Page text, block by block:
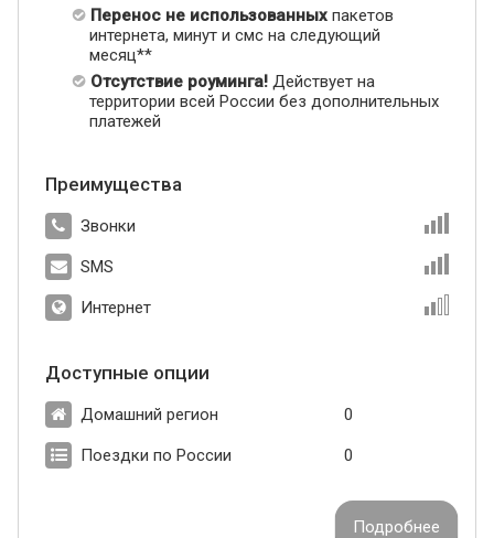
Перенос не использованных пакетов
интернета, минут и смс на следующий
месяц**
Отсутствие роуминга! Действует на
территории всей России без дополнительных
платежей
Преимущества
Звонки
SMS
Интернет
Доступные опции
Домашний регион 0
Поездки по России 0
Подробнее